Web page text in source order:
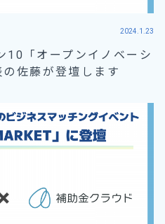
2024.1.23
「オープンイノベーシ
佐藤が登壇します